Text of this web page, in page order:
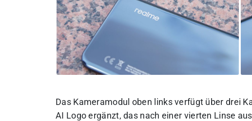
Das Kameramodul oben links verfügt über drei
AI Logo ergänzt, das nach einer vierten Linse